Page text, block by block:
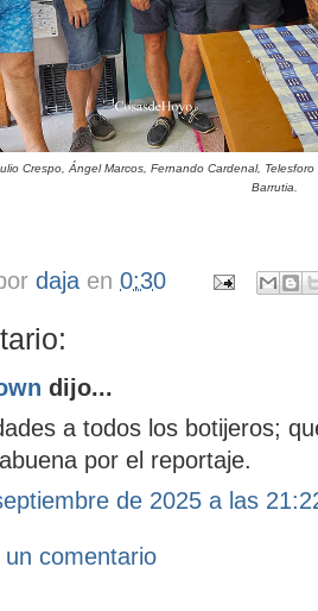
Crespo, Ángel Marcos, Fernando Cardenal,
Barrutia.
daja en 0:30
dijo...
a todos los botijeros;
por el reportaje.
de 2025 a las
un comentario